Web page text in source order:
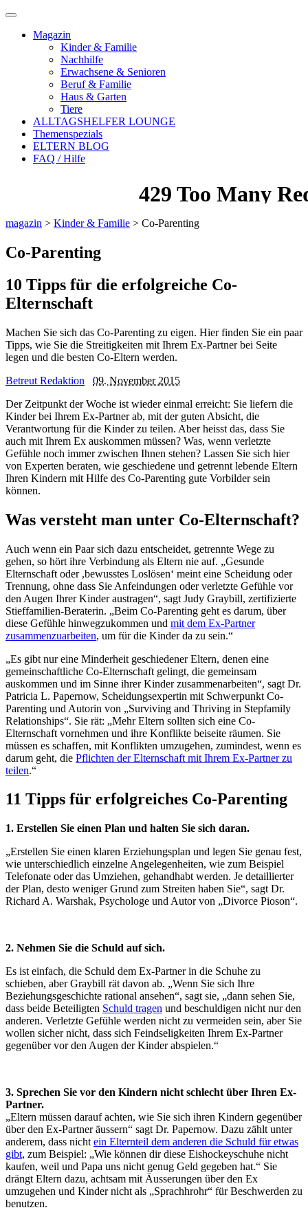
Magazin
Kinder & Familie
Nachhilfe
Erwachsene & Senioren
Beruf & Familie
Haus & Garten
Tiere
ALLTAGSHELFER LOUNGE
Themenspezials
ELTERN BLOG
FAQ / Hilfe
magazin > Kinder & Familie > Co-Parenting
Co-Parenting
10 Tipps für die erfolgreiche Co-
Elternschaft
Machen Sie sich das Co-Parenting zu eigen. Hier finden Sie ein paar
Tipps, wie Sie die Streitigkeiten mit Ihrem Ex-Partner bei Seite
legen und die besten Co-Eltern werden.
Betreut Redaktion
09. November 2015
Der Zeitpunkt der Woche ist wieder einmal erreicht: Sie liefern die
Kinder bei Ihrem Ex-Partner ab, mit der guten Absicht, die
Verantwortung für die Kinder zu teilen. Aber heisst das, dass Sie
auch mit Ihrem Ex auskommen müssen? Was, wenn verletzte
Gefühle noch immer zwischen Ihnen stehen? Lassen Sie sich hier
von Experten beraten, wie geschiedene und getrennt lebende Eltern
Ihren Kindern mit Hilfe des Co-Parenting gute Vorbilder sein
können.
Was versteht man unter Co-Elternschaft?
Auch wenn ein Paar sich dazu entscheidet, getrennte Wege zu
gehen, so hört ihre Verbindung als Eltern nie auf. „Gesunde
Elternschaft oder ,bewusstes Loslösen‘ meint eine Scheidung oder
Trennung, ohne dass Sie Anfeindungen oder verletzte Gefühle vor
den Augen Ihrer Kinder austragen“, sagt Judy Graybill, zertifizierte
Stieffamilien-Beraterin. „Beim Co-Parenting geht es darum, über
diese Gefühle hinwegzukommen und mit dem Ex-Partner
zusammenzuarbeiten, um für die Kinder da zu sein.“
„Es gibt nur eine Minderheit geschiedener Eltern, denen eine
gemeinschaftliche Co-Elternschaft gelingt, die gemeinsam
auskommen und im Sinne ihrer Kinder zusammenarbeiten“, sagt Dr.
Patricia L. Papernow, Scheidungsexpertin mit Schwerpunkt Co-
Parenting und Autorin von „Surviving and Thriving in Stepfamily
Relationships“. Sie rät: „Mehr Eltern sollten sich eine Co-
Elternschaft vornehmen und ihre Konflikte beiseite räumen. Sie
müssen es schaffen, mit Konflikten umzugehen, zumindest, wenn es
darum geht, die Pflichten der Elternschaft mit Ihrem Ex-Partner zu
teilen.“
11 Tipps für erfolgreiches Co-Parenting
1. Erstellen Sie einen Plan und halten Sie sich daran.
„Erstellen Sie einen klaren Erziehungsplan und legen Sie genau fest,
wie unterschiedlich einzelne Angelegenheiten, wie zum Beispiel
Telefonate oder das Umziehen, gehandhabt werden. Je detaillierter
der Plan, desto weniger Grund zum Streiten haben Sie“, sagt Dr.
Richard A. Warshak, Psychologe und Autor von „Divorce Pioson“.
2. Nehmen Sie die Schuld auf sich.
Es ist einfach, die Schuld dem Ex-Partner in die Schuhe zu
schieben, aber Graybill rät davon ab. „Wenn Sie sich Ihre
Beziehungsgeschichte rational ansehen“, sagt sie, „dann sehen Sie,
dass beide Beteiligten Schuld tragen und beschuldigen nicht nur den
anderen. Verletzte Gefühle werden nicht zu vermeiden sein, aber Sie
wollen sicher nicht, dass sich Feindseligkeiten Ihrem Ex-Partner
gegenüber vor den Augen der Kinder abspielen.“
3. Sprechen Sie vor den Kindern nicht schlecht über Ihren Ex-
Partner.
„Eltern müssen darauf achten, wie Sie sich ihren Kindern gegenüber
über den Ex-Partner äussern“ sagt Dr. Papernow. Dazu zählt unter
anderem, dass nicht ein Elternteil dem anderen die Schuld für etwas
gibt, zum Beispiel: „Wie können dir diese Eishockeyschuhe nicht
kaufen, weil und Papa uns nicht genug Geld gegeben hat.“ Sie
drängt Eltern dazu, achtsam mit Äusserungen über den Ex
umzugehen und Kinder nicht als „Sprachhrohr“ für Beschwerden zu
benutzen.